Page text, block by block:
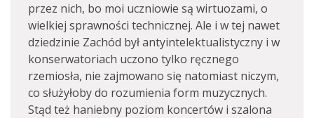
przez nich, bo moi uczniowie są wirtuozami, o
wielkiej sprawności technicznej. Ale i w tej nawet
dziedzinie Zachód był antyintelektualistyczny i w
konserwatoriach uczono tylko ręcznego
rzemiosła, nie zajmowano się natomiast niczym,
co służyłoby do rozumienia form muzycznych.
Stąd też haniebny poziom koncertów i szalona